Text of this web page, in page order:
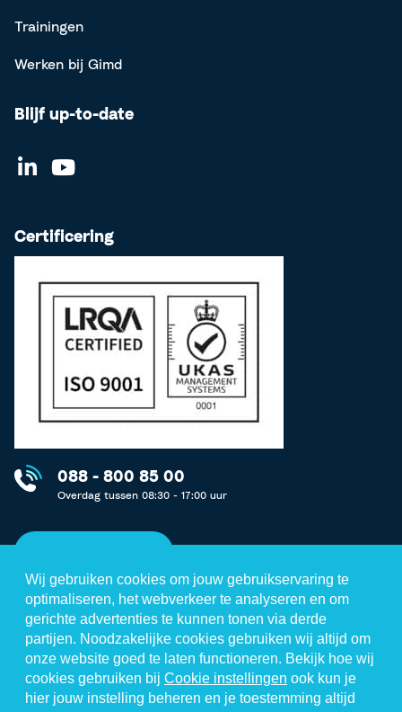
Trainingen
Werken bij Gimd
Blijf up-to-date
Certificering
088 - 800 85 00
Overdag tussen 08:30 - 17:00 uur
Disclaimer
Privacystatement
Wij gebruiken cookies om jouw gebruikservaring te
optimaliseren, het webverkeer te analyseren en om
gerichte advertenties te kunnen tonen via derde
partijen. Noodzakelijke cookies gebruiken wij altijd om
onze website goed te laten functioneren. Bekijk hoe wij
cookies gebruiken bij Cookie instellingen ook kun je
hier jouw instelling beheren en je toestemming altijd